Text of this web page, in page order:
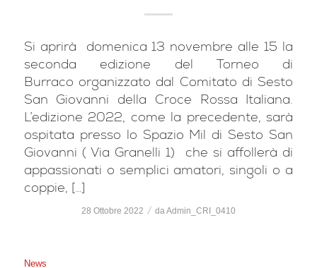
Si aprirà domenica 13 novembre alle 15 la
seconda edizione del Torneo di
Burraco organizzato dal Comitato di Sesto
San Giovanni della Croce Rossa Italiana.
L’edizione 2022, come la precedente, sarà
ospitata presso lo Spazio Mil di Sesto San
Giovanni ( Via Granelli 1) che si affollerà di
appassionati o semplici amatori, singoli o a
coppie, […]
28 Ottobre 2022 / da Admin_CRI_0410
News